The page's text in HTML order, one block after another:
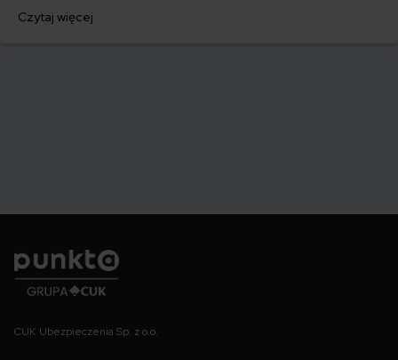
którym szybko załatwisz sprawy urzędowe i będziesz mógł prowadzić
Czytaj więcej
CUK Ubezpieczenia Sp. z o.o.